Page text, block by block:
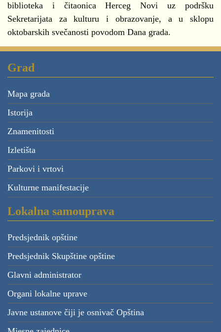
biblioteka i čitaonica Herceg Novi uz podršku
Sekretarijata za kulturu i obrazovanje, a u sklopu
oktobarskih svečanosti povodom Dana grada.
Grad
Mapa grada
Istorija
Znamenitosti
Izletišta
Parkovi i vrtovi
Kulturne manifestacije
Lokalna samouprava
Predsjednik opštine
Predsjednik Skupštine opštine
Glavni administrator
Organi lokalne uprave
Javne ustanove čiji je osnivač Opština